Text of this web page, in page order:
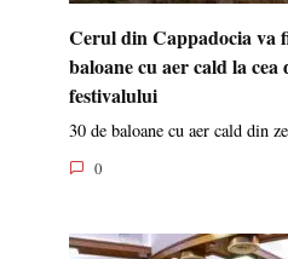
Cerul din Cappadocia va
baloane cu aer cald la cea
festivalului
30 de baloane cu aer cald din
0